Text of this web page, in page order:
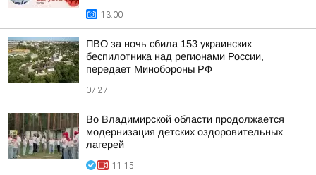
13:00
ПВО за ночь сбила 153 украинских
беспилотника над регионами России,
передает Минобороны РФ
07:27
Во Владимирской области продолжается
модернизация детских оздоровительных
лагерей
11:15